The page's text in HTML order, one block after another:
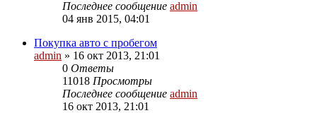
Последнее сообщение admin
04 янв 2015, 04:01
Покупка авто с пробегом
admin » 16 окт 2013, 21:01
0 Ответы
11018 Просмотры
Последнее сообщение admin
16 окт 2013, 21:01